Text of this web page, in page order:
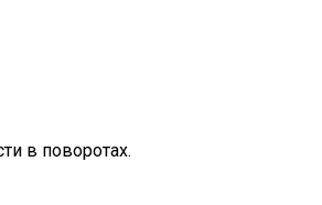
в поворотах.